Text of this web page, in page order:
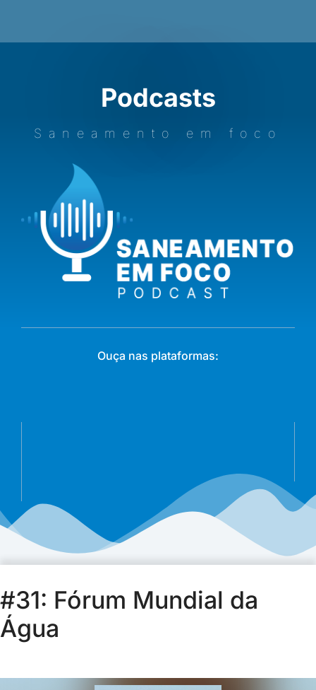
Podcasts
Saneamento em foco
Ouça nas plataformas:
#31: Fórum Mundial da
Água